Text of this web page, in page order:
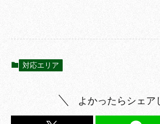
対応エリア
よかったらシェア